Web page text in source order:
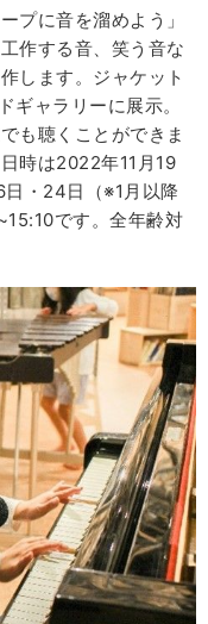
プに音を溜めよう」
作する音、笑う音な
します。ジャケット
ギャラリーに展示。
も聴くことができま
時は2022年11月19
・24日（※1月以降
です。全年齢対